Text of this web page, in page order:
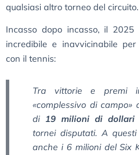
qualsiasi altro torneo del circuito.
Incasso dopo incasso, il
incredibile e inavvicinabile
con il tennis:
Tra vittorie e premi
«complessivo di campo»
di 19 milioni di dollari
tornei disputati. A
anche i 6 milioni del Six